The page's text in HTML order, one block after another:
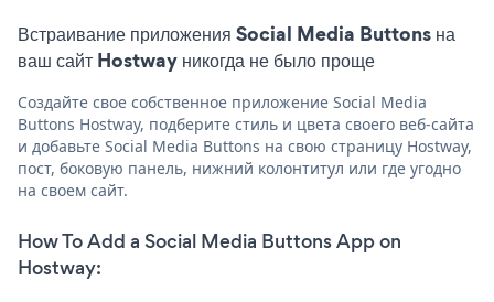
Встраивание приложения Social Media Buttons на
ваш сайт Hostway никогда не было проще
Создайте свое собственное приложение Social Media
Buttons Hostway, подберите стиль и цвета своего веб-сайта
и добавьте Social Media Buttons на свою страницу Hostway,
пост, боковую панель, нижний колонтитул или где угодно
на своем сайт.
How To Add a Social Media Buttons App on
Hostway: